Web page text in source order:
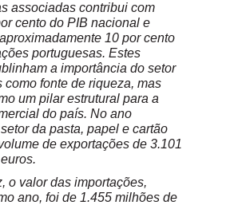
associadas contribui com
cento do PIB nacional e
10 por cento
portuguesas. Estes
a importância do setor
como fonte de riqueza, mas
um pilar estrutural para a
do país. No ano
da pasta, papel e cartão
de exportações de 3.101
o valor das importações,
ano, foi de 1.455 milhões de